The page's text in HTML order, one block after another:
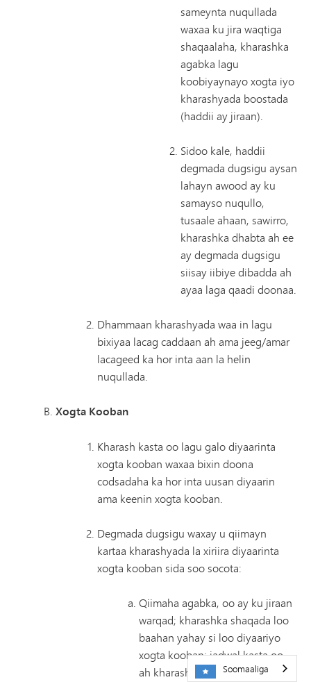
sameynta nuqullada
waxaa ku jira waqtiga
shaqaalaha, kharashka
agabka lagu
koobiyaynayo xogta iyo
kharashyada boostada
(haddii ay jiraan).
Sidoo kale, haddii
degmada dugsigu aysan
lahayn awood ay ku
samayso nuqullo,
tusaale ahaan, sawirro,
kharashka dhabta ah ee
ay degmada dugsigu
siisay iibiye dibadda ah
ayaa laga qaadi doonaa.
Dhammaan kharashyada waa in lagu
bixiyaa lacag caddaan ah ama jeeg/amar
lacageed ka hor inta aan la helin
nuqullada.
Xogta Kooban
Kharash kasta oo lagu galo diyaarinta
xogta kooban waxaa bixin doona
codsadaha ka hor inta uusan diyaarin
ama keenin xogta kooban.
Degmada dugsigu waxay u qiimayn
kartaa kharashyada la xiriira diyaarinta
xogta kooban sida soo socota:
Qiimaha agabka, oo ay ku jiraan
warqad; kharashka shaqada loo
baahan yahay si loo diyaariyo
xogta kooban; jadwal kasta oo
ah kharashka koobiga caadiga
Soomaaliga